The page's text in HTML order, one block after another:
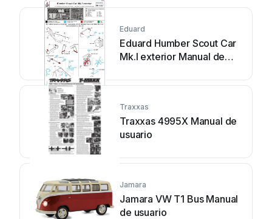
Eduard
Eduard Humber Scout Car
Mk.I exterior Manual de
Traxxas
Traxxas 4995X Manual de
usuario
Jamara
Jamara VW T1 Bus Manual
de usuario